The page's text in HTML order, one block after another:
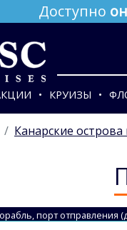
Доступно
КРУИЗЫ
Канарские
порт отправления